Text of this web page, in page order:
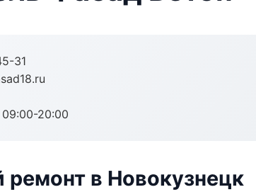
31
20:00
в Новокузнецк